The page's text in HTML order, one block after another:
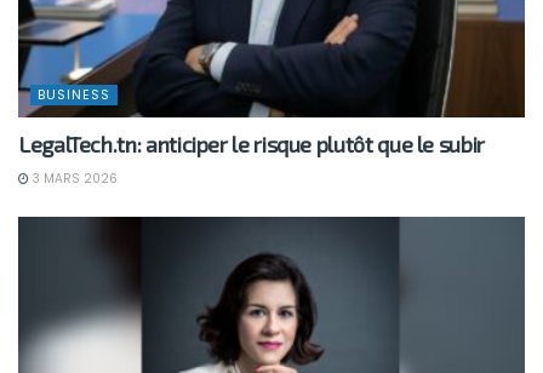
BUSINESS
LegalTech.tn: anticiper le risque plutôt que le subir
3 MARS 2026